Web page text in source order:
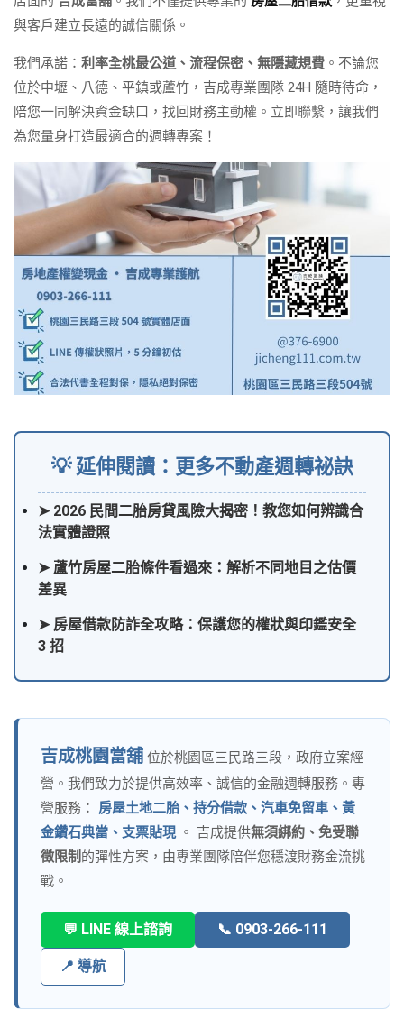
與客戶建立長遠的誠信關係。
我們承諾： 利率全桃最公道、流程保密、無隱藏規費 。不論您
位於中壢、八德、平鎮或蘆竹，吉成專業團隊 24H 隨時待命，
陪您一同解決資金缺口，找回財務主動權。立即聯繫，讓我們
為您量身打造最適合的週轉專案！
💡 延伸閱讀：更多不動產週轉祕訣
➤ 2026 民間二胎房貸風險大揭密！教您如何辨識合
法實體證照
➤ 蘆竹房屋二胎條件看過來：解析不同地目之估價
差異
➤ 房屋借款防詐全攻略：保護您的權狀與印鑑安全
3 招
吉成桃園當舖 位於桃園區三民路三段，政府立案經
營。我們致力於提供高效率、誠信的金融週轉服務。專
營服務： 房屋土地二胎、持分借款、汽車免留車、黃
金鑽石典當、支票貼現 。 吉成提供無須綁約、免受聯
徵限制 的彈性方案，由專業團隊陪伴您穩渡財務金流挑
戰。
💬 LINE 線上諮詢 📞 0903-266-111
📍 導航